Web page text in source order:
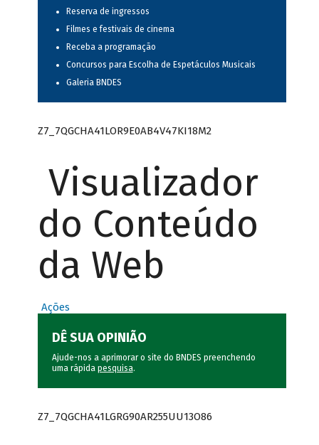
Reserva de ingressos
Filmes e festivais de cinema
Receba a programação
Concursos para Escolha de Espetáculos Musicais
Galeria BNDES
Z7_7QGCHA41LOR9E0AB4V47KI18M2
Visualizador
do Conteúdo
da Web
Ações
DÊ SUA OPINIÃO
Ajude-nos a aprimorar o site do BNDES preenchendo
uma rápida pesquisa.
Z7_7QGCHA41LGRG90AR255UU13O86